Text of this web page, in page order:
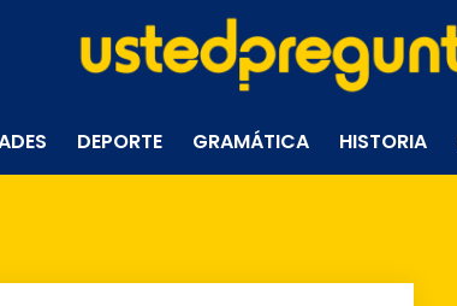
DEPORTE GRAMÁTICA HISTORIA